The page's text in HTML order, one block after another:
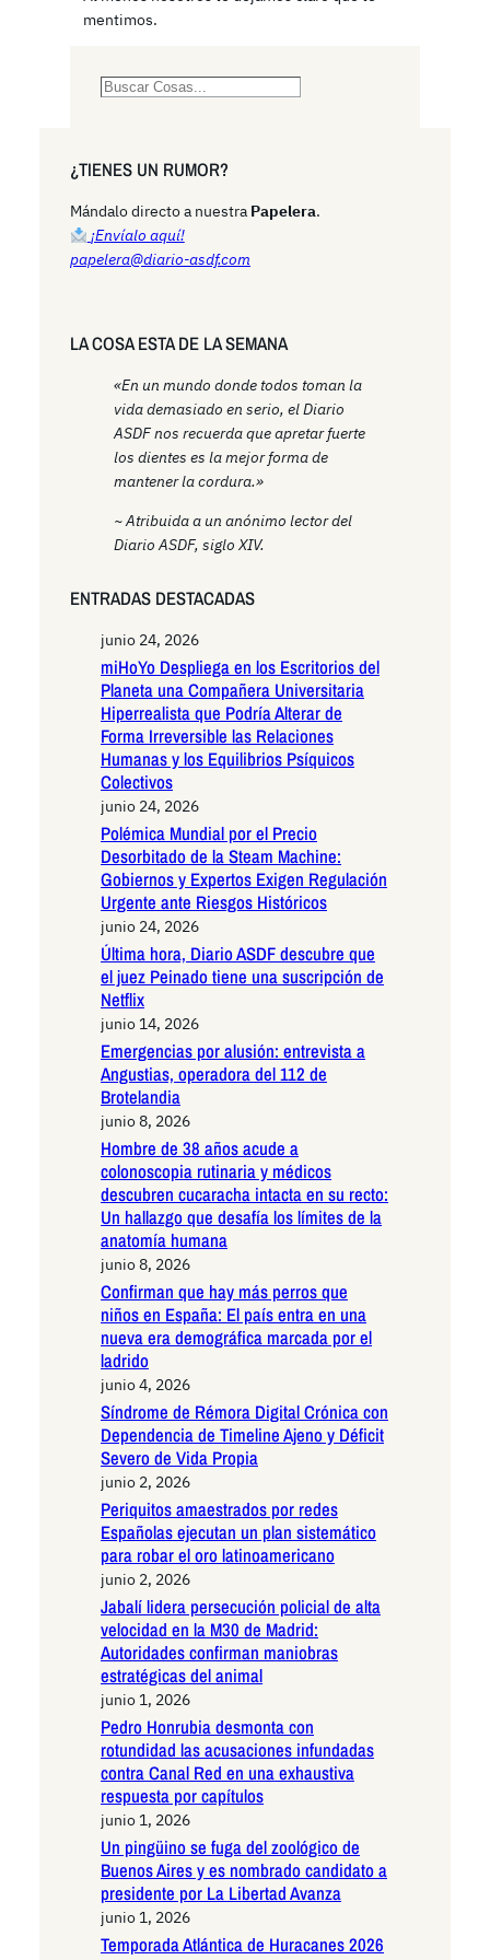
mentimos.
S
r
h
¿TIENES UN RUMOR?
Mándalo directo a nuestra Papelera.
¡Envíalo aquí!
papelera@diario-asdf.com
LA COSA ESTA DE LA SEMANA
«En un mundo donde todos toman la
vida demasiado en serio, el Diario
ASDF nos recuerda que apretar fuerte
los dientes es la mejor forma de
mantener la cordura.»
~ Atribuida a un anónimo lector del
Diario ASDF, siglo XIV.
ENTRADAS DESTACADAS
junio 24, 2026
miHoYo Despliega en los Escritorios del
Planeta una Compañera Universitaria
Hiperrealista que Podría Alterar de
Forma Irreversible las Relaciones
Humanas y los Equilibrios Psíquicos
Colectivos
junio 24, 2026
Polémica Mundial por el Precio
Desorbitado de la Steam Machine:
Gobiernos y Expertos Exigen Regulación
Urgente ante Riesgos Históricos
junio 24, 2026
Última hora, Diario ASDF descubre que
el juez Peinado tiene una suscripción de
Netflix
junio 14, 2026
Emergencias por alusión: entrevista a
Angustias, operadora del 112 de
Brotelandia
junio 8, 2026
Hombre de 38 años acude a
colonoscopia rutinaria y médicos
descubren cucaracha intacta en su recto:
Un hallazgo que desafía los límites de la
anatomía humana
junio 8, 2026
Confirman que hay más perros que
niños en España: El país entra en una
nueva era demográfica marcada por el
ladrido
junio 4, 2026
Síndrome de Rémora Digital Crónica con
Dependencia de Timeline Ajeno y Déficit
Severo de Vida Propia
junio 2, 2026
Periquitos amaestrados por redes
Españolas ejecutan un plan sistemático
para robar el oro latinoamericano
junio 2, 2026
Jabalí lidera persecución policial de alta
velocidad en la M30 de Madrid:
Autoridades confirman maniobras
estratégicas del animal
junio 1, 2026
Pedro Honrubia desmonta con
rotundidad las acusaciones infundadas
contra Canal Red en una exhaustiva
respuesta por capítulos
junio 1, 2026
Un pingüino se fuga del zoológico de
Buenos Aires y es nombrado candidato a
presidente por La Libertad Avanza
junio 1, 2026
Temporada Atlántica de Huracanes 2026